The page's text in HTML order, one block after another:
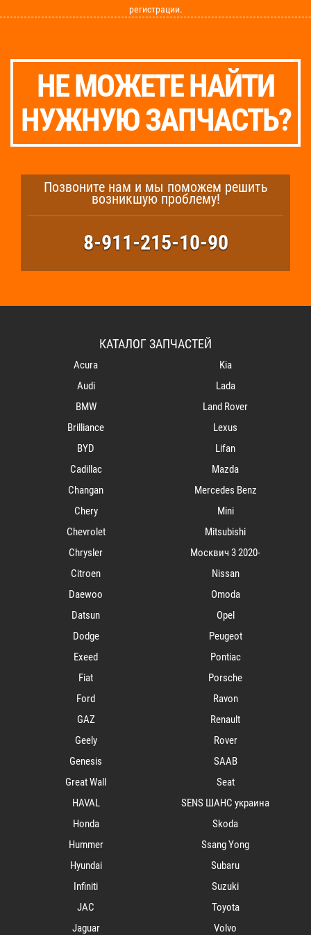
регистрации.
НЕ МОЖЕТЕ НАЙТИ
НУЖНУЮ ЗАПЧАСТЬ?
Позвоните нам и мы поможем решить
возникшую проблему!
8-911-215-10-90
КАТАЛОГ ЗАПЧАСТЕЙ
Acura
Audi
BMW
Brilliance
BYD
Cadillac
Changan
Chery
Chevrolet
Chrysler
Citroen
Daewoo
Datsun
Dodge
Exeed
Fiat
Ford
GAZ
Geely
Genesis
Great Wall
HAVAL
Honda
Hummer
Hyundai
Infiniti
JAC
Jaguar
Kia
Lada
Land Rover
Lexus
Lifan
Mazda
Mercedes Benz
Mini
Mitsubishi
Mосквич 3 2020-
Nissan
Omoda
Opel
Peugeot
Pontiac
Porsche
Ravon
Renault
Rover
SAAB
Seat
SENS ШАНС украина
Skoda
Ssang Yong
Subaru
Suzuki
Toyota
Volvo